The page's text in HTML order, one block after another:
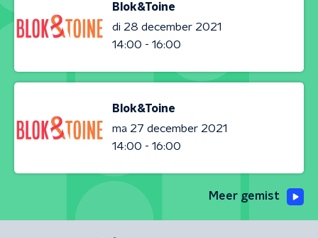
Blok&Toine
di 28 december 2021
14:00 - 16:00
Blok&Toine
ma 27 december 2021
14:00 - 16:00
Meer gemist